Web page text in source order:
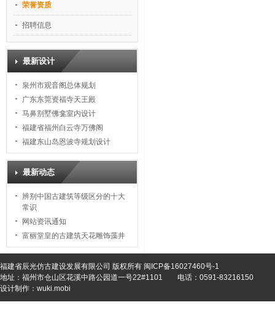
荣誉资质
招聘信息
最新设计
泉州市观音阁总体规划
广东东莞资福寺天王殿
马鼻别墅佛龛室内设计
福建省福州白云寺万佛阁
福建东山岛恩波寺规划设计
最新动态
辨别中国古建筑等级区分的十大
常识
网站资讯通知
富丽堂皇的古建筑天花雕饰藻井
福建省辰光仿古建设发展有限公司 版权所有 闽ICP备16027460号-1
地址：福州市仓山区花溪中路公园道一号22#1101
电话：0591-83216150
设计制作： wuki.mobi